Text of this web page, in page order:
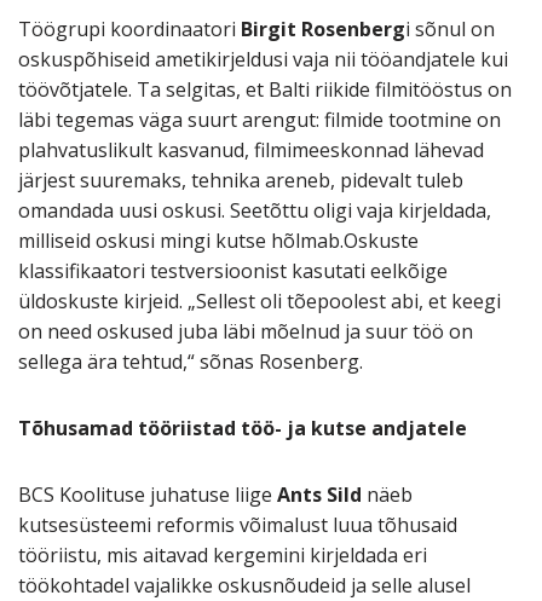
Töögrupi koordinaatori Birgit Rosenbergi sõnul on
oskuspõhiseid ametikirjeldusi vaja nii tööandjatele kui
töövõtjatele. Ta selgitas, et Balti riikide filmitööstus on
läbi tegemas väga suurt arengut: filmide tootmine on
plahvatuslikult kasvanud, filmimeeskonnad lähevad
järjest suuremaks, tehnika areneb, pidevalt tuleb
omandada uusi oskusi. Seetõttu oligi vaja kirjeldada,
milliseid oskusi mingi kutse hõlmab.Oskuste
klassifikaatori testversioonist kasutati eelkõige
üldoskuste kirjeid. „Sellest oli tõepoolest abi, et keegi
on need oskused juba läbi mõelnud ja suur töö on
sellega ära tehtud,“ sõnas Rosenberg.
Tõhusamad tööriistad töö- ja kutse andjatele
BCS Koolituse juhatuse liige Ants Sild näeb
kutsesüsteemi reformis võimalust luua tõhusaid
tööriistu, mis aitavad kergemini kirjeldada eri
töökohtadel vajalikke oskusnõudeid ja selle alusel